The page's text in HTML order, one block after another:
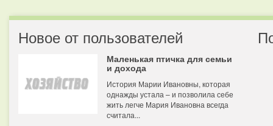
Новое от пользователей
Маленькая птичка для семьи
и дохода
История Марии Ивановны, которая
однажды устала – и позволила себе
жить легче Мария Ивановна всегда
считала...